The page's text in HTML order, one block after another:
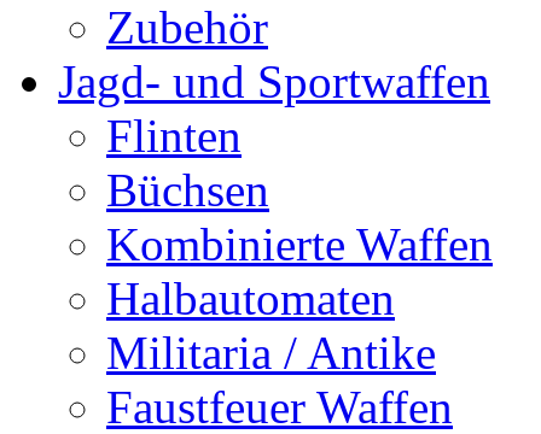
Zubehör
Jagd- und Sportwaffen
Flinten
Büchsen
Kombinierte Waffen
Halbautomaten
Militaria / Antike
Faustfeuer Waffen